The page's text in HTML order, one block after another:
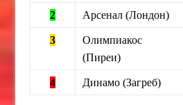
2 Арсенал (Лондон)
3
Олимпиакос
(Пиреи)
4 Динамо (Загреб)